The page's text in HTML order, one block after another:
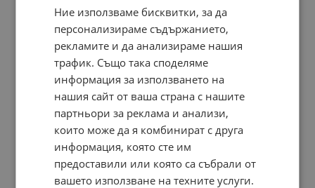
Контакти
Доставка и плащане
Общи условия за ползване
Политиката за поверителност
Политика за използване на бисквитки
При възникване на спор, свързан с покупка онлайн,
можете да ползвате сайта ОРС
Вашите права
Ние използваме бисквитки, за да
персонализираме съдържанието,
рекламите и да анализираме нашия
трафик. Също така споделяме
информация за използването на
нашия сайт от ваша страна с нашите
партньори за реклама и анализи,
които може да я комбинират с друга
информация, която сте им
предоставили или която са събрали от
вашето използване на техните услуги.